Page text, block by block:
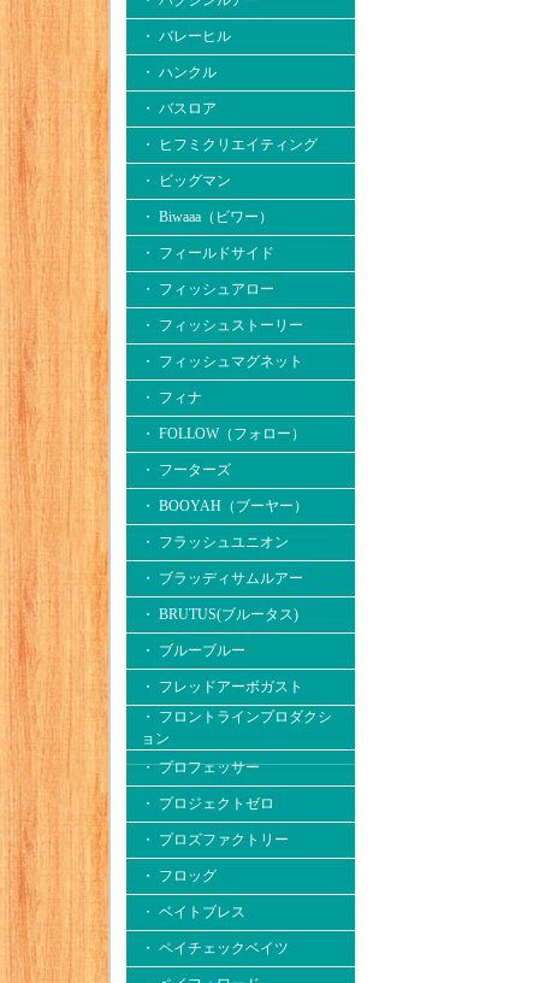
・ バレーヒル
・ ハンクル
・ バスロア
・ ヒフミクリエイティング
・ ビッグマン
・ Biwaaa（ビワー）
・ フィールドサイド
・ フィッシュアロー
・ フィッシュストーリー
・ フィッシュマグネット
・ フィナ
・ FOLLOW（フォロー）
・ フーターズ
・ BOOYAH（ブーヤー）
・ フラッシュユニオン
・ ブラッディサムルアー
・ BRUTUS(ブルータス)
・ ブルーブルー
・ フレッドアーボガスト
・ フロントラインプロダクシ
ョン
・ プロフェッサー
・ プロジェクトゼロ
・ プロズファクトリー
・ フロッグ
・ ベイトブレス
・ ペイチェックベイツ